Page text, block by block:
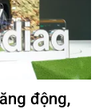
động,